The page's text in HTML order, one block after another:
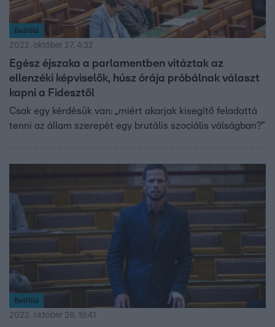
Belföld
2022. október 27. 4:32
Egész éjszaka a parlamentben vitáztak az
ellenzéki képviselők, húsz órája próbálnak választ
kapni a Fidesztől
Csak egy kérdésük van: „miért akarjak kisegítő feladattá
tenni az állam szerepét egy brutális szociális válságban?”
Belföld
2022. október 26. 19:41